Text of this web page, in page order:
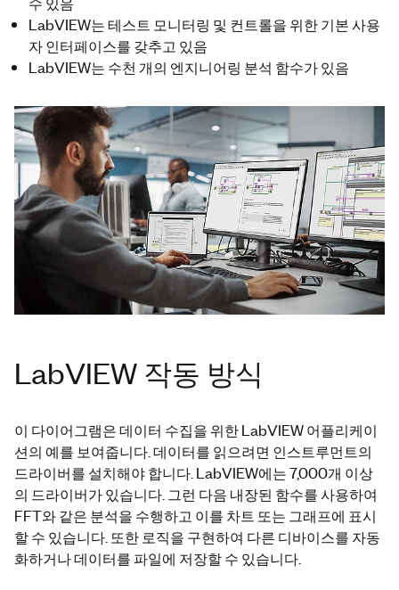
LabVIEW는 테스트 모니터링 및 컨트롤을 위한 기본 사용
자 인터페이스를 갖추고 있음
LabVIEW는 수천 개의 엔지니어링 분석 함수가 있음
LabVIEW 작동 방식
이 다이어그램은 데이터 수집을 위한 LabVIEW 어플리케이
션의 예를 보여줍니다. 데이터를 읽으려면 인스트루먼트의
드라이버를 설치해야 합니다. LabVIEW에는 7,000개 이상
의 드라이버가 있습니다. 그런 다음 내장된 함수를 사용하여
FFT와 같은 분석을 수행하고 이를 차트 또는 그래프에 표시
할 수 있습니다. 또한 로직을 구현하여 다른 디바이스를 자동
화하거나 데이터를 파일에 저장할 수 있습니다.